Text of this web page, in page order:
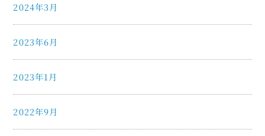
2024年3月
2023年6月
2023年1月
2022年9月